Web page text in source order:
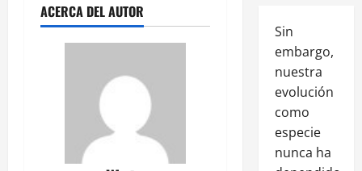
ACERCA DEL AUTOR
Sin
embargo,
nuestra
evolución
como
especie
nunca ha